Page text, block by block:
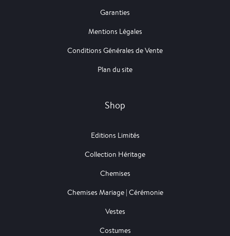
Garanties
Mentions Légales
Conditions Générales de Vente
Plan du site
Shop
Editions Limités
Collection Héritage
Chemises
Chemises Mariage | Cérémonie
Vestes
Costumes